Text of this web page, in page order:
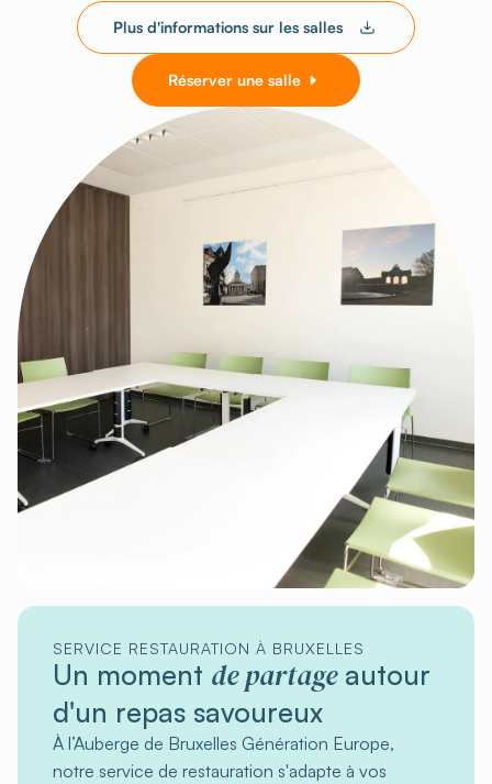
Plus d'informations sur les salles
Réserver une salle
SERVICE RESTAURATION À BRUXELLES
Un moment de partageautour
d'un repas savoureux
À l’Auberge de Bruxelles Génération Europe,
notre service de restauration s'adapte à vos